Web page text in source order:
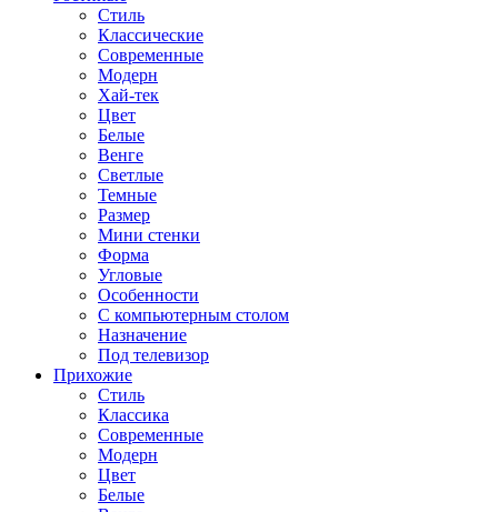
Стиль
Классические
Современные
Модерн
Хай-тек
Цвет
Белые
Венге
Светлые
Темные
Размер
Мини стенки
Форма
Угловые
Особенности
С компьютерным столом
Назначение
Под телевизор
Прихожие
Стиль
Классика
Современные
Модерн
Цвет
Белые